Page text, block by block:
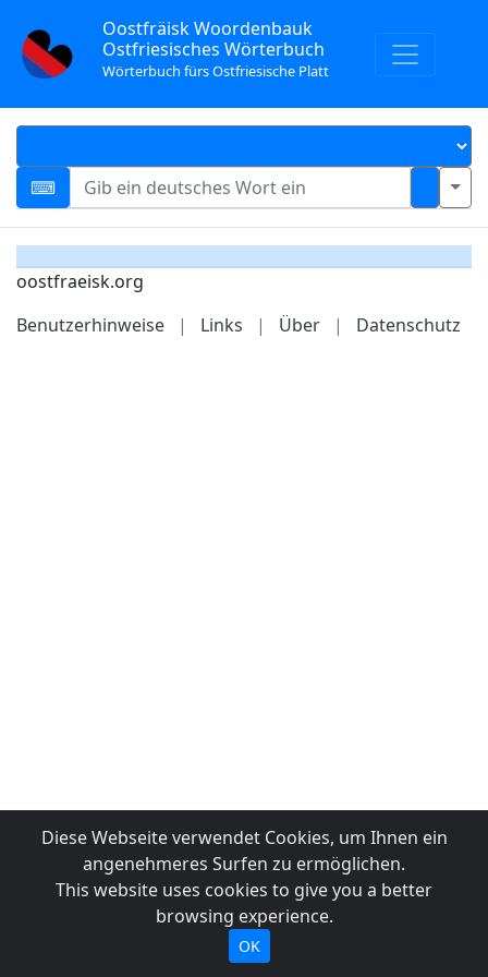
Oostfräisk Woordenbauk
Ostfriesisches Wörterbuch
Wörterbuch fürs Ostfriesische Platt
oostfraeisk.org
Benutzerhinweise
| Links | Über | Datenschutz
Diese Webseite verwendet Cookies, um Ihnen ein
angenehmeres Surfen zu ermöglichen.
This website uses cookies to give you a better
browsing experience.
OK